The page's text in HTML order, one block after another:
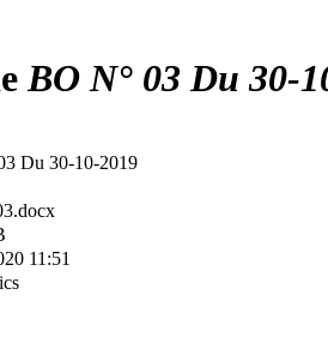
BO N° 03 Du 30-
Du 30-10-2019
11:51